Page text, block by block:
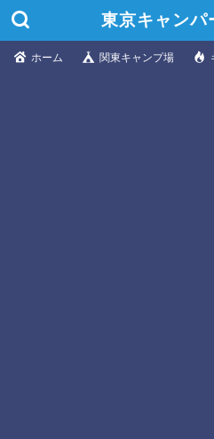
東京キャンパ
ホーム 関東キャンプ場